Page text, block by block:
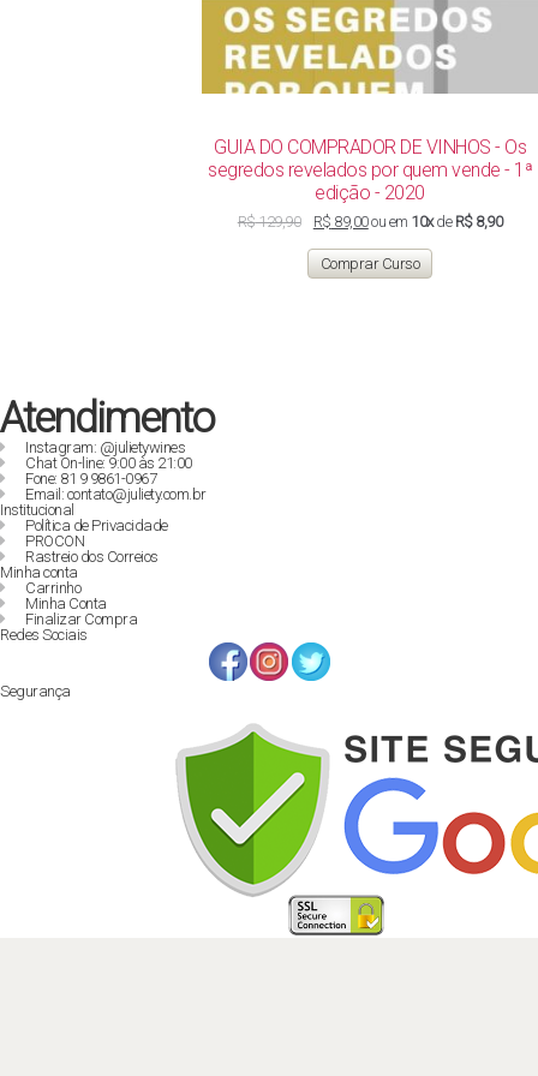
GUIA DO COMPRADOR DE VINHOS - Os
segredos revelados por quem vende - 1ª
edição - 2020
R$129,90
original
era:
R$ 129,90.
R$ 89,00O
atual
é:
R$ 89,00.
ou em 10xde R$ 8,90
Comprar Curso
Atendimento
Instagram: @julietywines
Chat On-line: 9:00 às 21:00
Fone: 81 9 9861-0967
Email: contato@juliety.com.br
Institucional
Política de Privacidade
PROCON
Rastreio dos Correios
Minha conta
Carrinho
Minha Conta
Finalizar Compra
Redes Sociais
Segurança